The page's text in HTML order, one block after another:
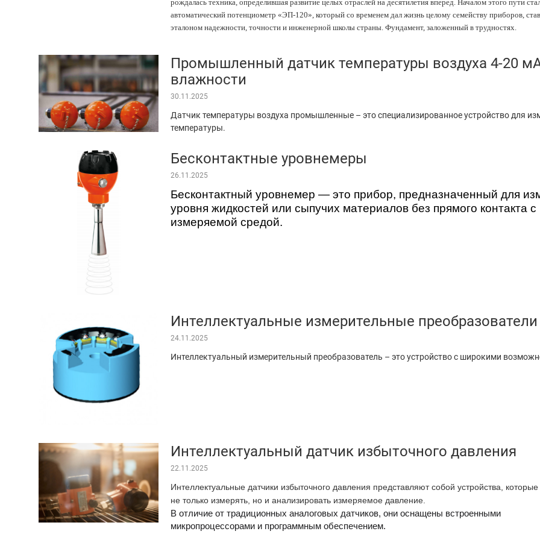
рождалась техника, определившая развитие целых отраслей на десятилетия вперед. Началом этого пути
автоматический потенциометр «ЭП-120», который со временем дал жизнь целому семейству приборов,
эталоном надежности, точности и инженерной школы страны. Фундамент, заложенный в трудностях.
Промышленный датчик температуры воздуха 4-20
влажности
30.11.2025
Датчик температуры воздуха промышленные – это специализированное устройство для
температуры.
Бесконтактные уровнемеры
26.11.2025
Бесконтактный уровнемер — это прибор, предназначенный для
уровня жидкостей или сыпучих материалов без прямого контакта с
измеряемой средой.
Интеллектуальные измерительные преобразователи
24.11.2025
Интеллектуальный измерительный преобразователь – это устройство с широкими
Интеллектуальный датчик избыточного давления
22.11.2025
Интеллектуальные датчики избыточного давления представляют собой устройства,
не только измерять, но и анализировать измеряемое давление.
В отличие от традиционных аналоговых датчиков, они оснащены встроенными
микропроцессорами и программным обеспечением.